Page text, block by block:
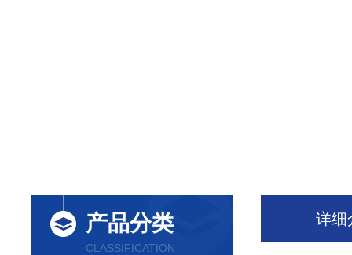
产品分类
CLASSIFICATION
详细